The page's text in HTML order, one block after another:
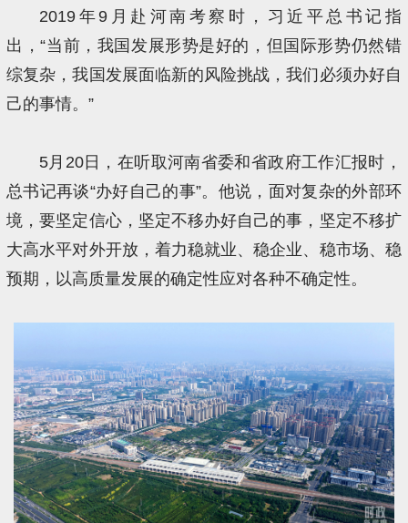
2019年9月赴河南考察时，习近平总书记指
出，“当前，我国发展形势是好的，但国际形势仍然错
综复杂，我国发展面临新的风险挑战，我们必须办好自
己的事情。”
5月20日，在听取河南省委和省政府工作汇报时，
总书记再谈“办好自己的事”。他说，面对复杂的外部环
境，要坚定信心，坚定不移办好自己的事，坚定不移扩
大高水平对外开放，着力稳就业、稳企业、稳市场、稳
预期，以高质量发展的确定性应对各种不确定性。